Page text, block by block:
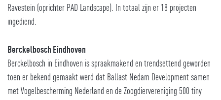
Ravestein (oprichter PAD Landscape). In totaal zijn er 18 projecten
ingediend.
Berckelbosch Eindhoven
Berckelbosch in Eindhoven is spraakmakend en trendsettend geworden
toen er bekend gemaakt werd dat Ballast Nedam Development samen
met Vogelbescherming Nederland en de Zoogdiervereniging 500 tiny